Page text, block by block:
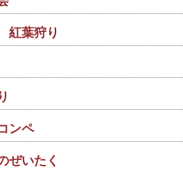
葉狩り
ンペ
ぜいたく